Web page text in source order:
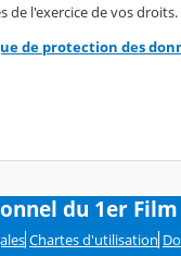
de l'exercice de vos droits.
de protection des
du 1er Film
Chartes d'utilisation